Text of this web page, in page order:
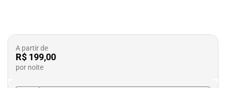
A partir de
R$ 199,00
por noite